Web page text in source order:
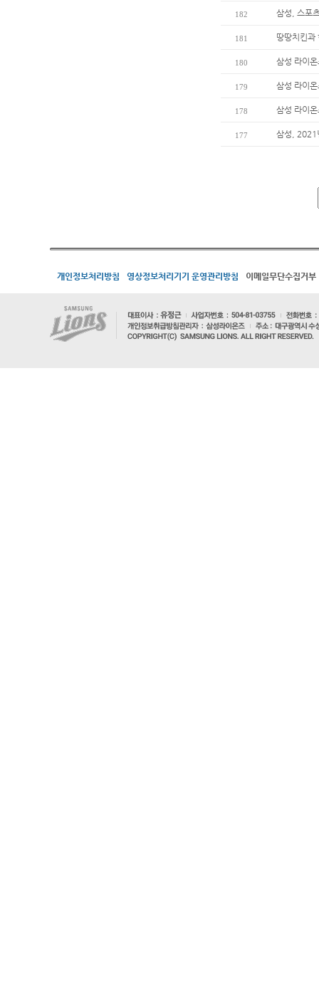
182 삼성, 스포
181 땅땅치킨과
180 삼성 라이
179 삼성 라이
178 삼성 라이
177 삼성, 2021
개인정보처리방침 영상정보처리기기 운영관리방침 이메일무단수집거부